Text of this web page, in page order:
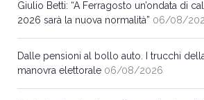
Giulio Betti: “A Ferragosto un’ondata di
2026 sarà la nuova normalità” 06/08/
Dalle pensioni al bollo auto. I trucchi
manovra elettorale 06/08/2026